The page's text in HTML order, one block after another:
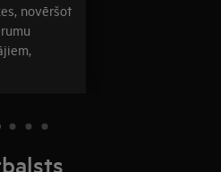
novēršot